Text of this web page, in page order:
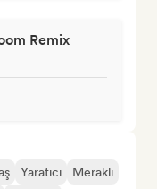
Remix
Yaratıcı
Meraklı